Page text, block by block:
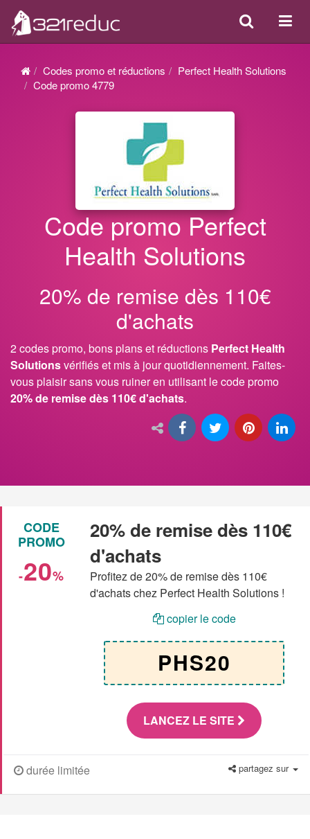
ou
Search
Codes promo et réductions
Perfect Health Solutions
Code promo 4779
Code promo Perfect
Health Solutions
20% de remise dès 110€
d'achats
2 codes promo, bons plans et réductions Perfect Health
Solutionsvérifiés et mis à jour quotidiennement. Faites-
vous plaisir sans vous ruiner en utilisant le code promo
20% de remise dès 110€ d'achats.
CODE
PROMO
-20%
20% de remise dès 110€
d'achats
Profitez de 20% de remise dès 110€
d'achats chez Perfect Health Solutions !
copier le code
PHS20
LANCEZ LE SITE
durée limitée partagez sur